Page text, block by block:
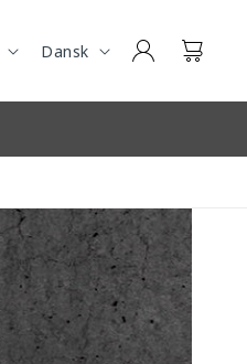
O
G
Dansk
Log
ind
Kurv